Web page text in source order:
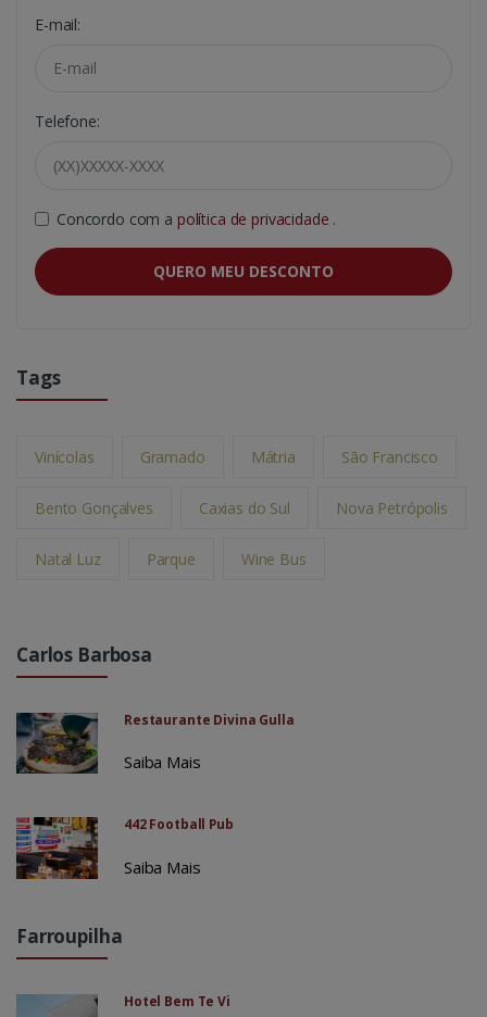
E-mail:
Telefone:
Concordo com a política de privacidade .
QUERO MEU DESCONTO
Tags
Vinícolas Gramado Mátria São Francisco
Bento Gonçalves Caxias do Sul Nova Petrópolis
Natal Luz Parque Wine Bus
Carlos Barbosa
Restaurante Divina Gulla
Saiba Mais
442 Football Pub
Saiba Mais
Farroupilha
Hotel Bem Te Vi